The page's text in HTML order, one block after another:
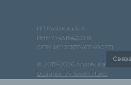
Designed by Seven Flares
© 2017–2026 Andrey Kanakin
ОГРНИП 313774615400751
ИНН 774316420316
ИП Канакин А.А.